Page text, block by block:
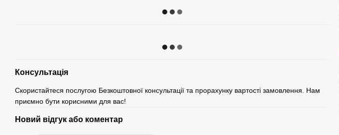
Консультація
Скористайтеся послугою Безкоштовної консультації та прорахунку вартості замовлення. Нам
приємно бути корисними для вас!
Новий відгук або коментар